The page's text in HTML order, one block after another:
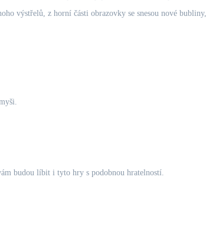
výstřelů, z horní části obrazovky se snesou nové
budou líbit i tyto hry s podobnou hratelností.